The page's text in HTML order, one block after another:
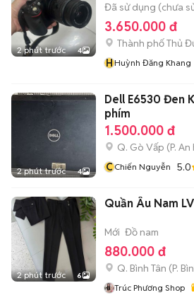
2 phút trước 4
Đã sử dụng (chưa
3.650.000 đ
Thành phố Thủ
HHuỳnh Đăng Khang
2 phút trước 4
Dell E6530 Đen
phím
1.500.000 đ
Q. Gò Vấp (P.
CChiến Nguyễn 5.0
2 phút trước 6
Quần Âu Nam
Mới Đồ nam
880.000 đ
Q. Bình Tân (P.
Trúc Phương Shop